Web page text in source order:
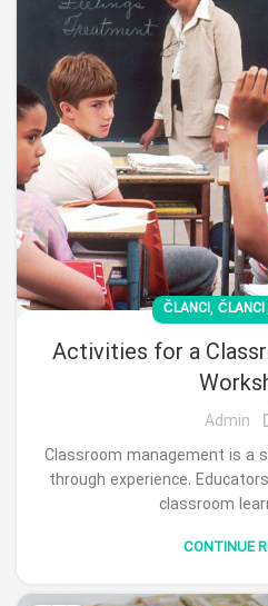
ČLANCI,
Activities for a
Admin
Classroom management is a
through experience.
classroom
CONTINUE